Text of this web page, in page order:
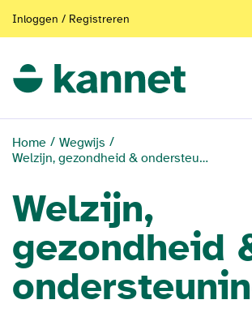
Inloggen / Registreren
Home
Wegwijs
Welzijn, gezondheid & ondersteuning
Welzijn,
gezondheid